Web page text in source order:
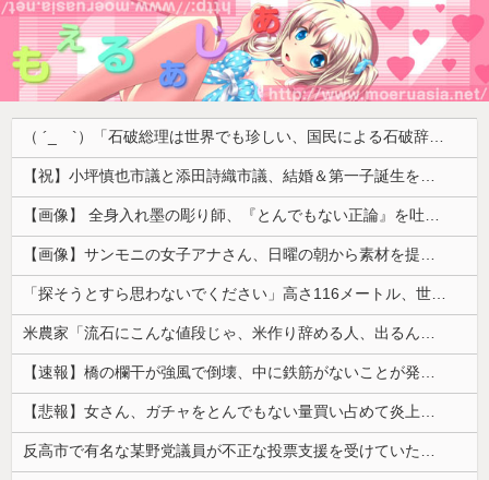
（ ´_ゝ`）「石破総理は世界でも珍しい、国民による石破辞めるなデモが自然発生した総理大臣です」
【祝】小坪慎也市議と添田詩織市議、結婚＆第一子誕生を発表 → ｗｗｗｗｗｗｗｗｗｗｗｗ
【画像】 全身入れ墨の彫り師、『とんでもない正論』を吐いて30万再生されてしまうｗｗｗｗｗｗｗ
【画像】サンモニの女子アナさん、日曜の朝から素材を提供してしまう
「探そうとすら思わないでください」高さ116メートル、世界一高い木が地図から消された理由
米農家「流石にこんな値段じゃ、米作り辞める人、出るんじゃないかなあ？？」
【速報】橋の欄干が強風で倒壊、中に鉄筋がないことが発覚 中国当局「接着剤で固定したので問題ない」
【悲報】女さん、ガチャをとんでもない量買い占めて炎上するｗｗｗｗ
反高市で有名な某野党議員が不正な投票支援を受けていた過去が発掘、「説明責任があるのでは？」と揶揄されており……